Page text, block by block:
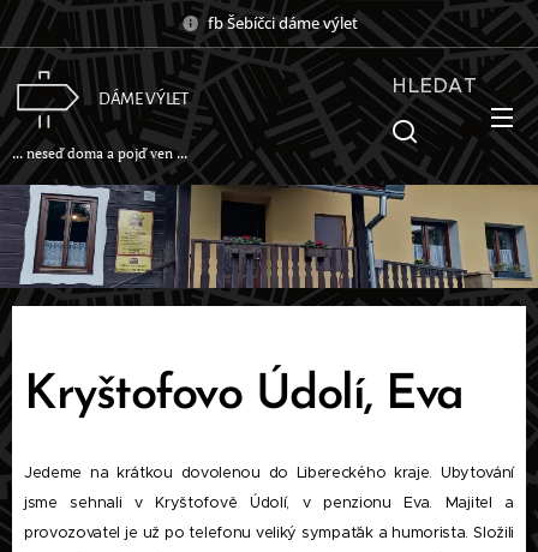
fb Šebíčci dáme výlet
DÁME VÝLET
... neseď doma a pojď ven ...
HLEDAT
Kryštofovo Údolí, Eva
Jedeme na krátkou dovolenou do Libereckého kraje. Ubytování
jsme sehnali v Kryštofově Údolí, v penzionu Eva. Majitel a
provozovatel je už po telefonu veliký sympaťák a humorista. Složili